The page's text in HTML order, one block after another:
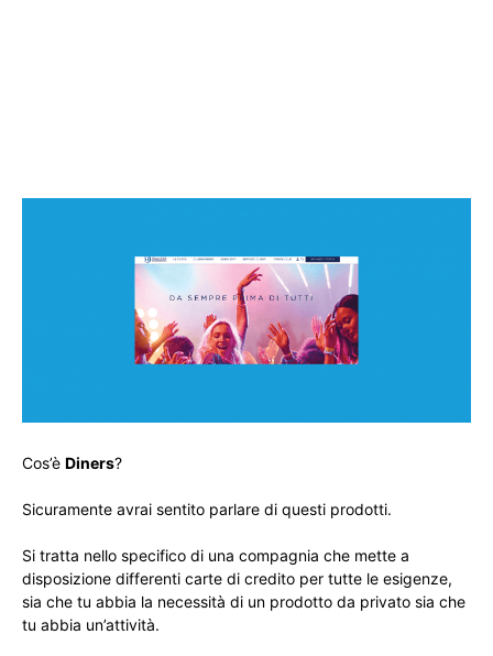
Cos’è Diners?
Sicuramente avrai sentito parlare di questi prodotti.
Si tratta nello specifico di una compagnia che mette a
disposizione differenti carte di credito per tutte le esigenze,
sia che tu abbia la necessità di un prodotto da privato sia che
tu abbia un’attività.